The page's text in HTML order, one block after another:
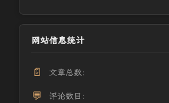
网站信息统计
📄 文章总数：
💬 评论数目：